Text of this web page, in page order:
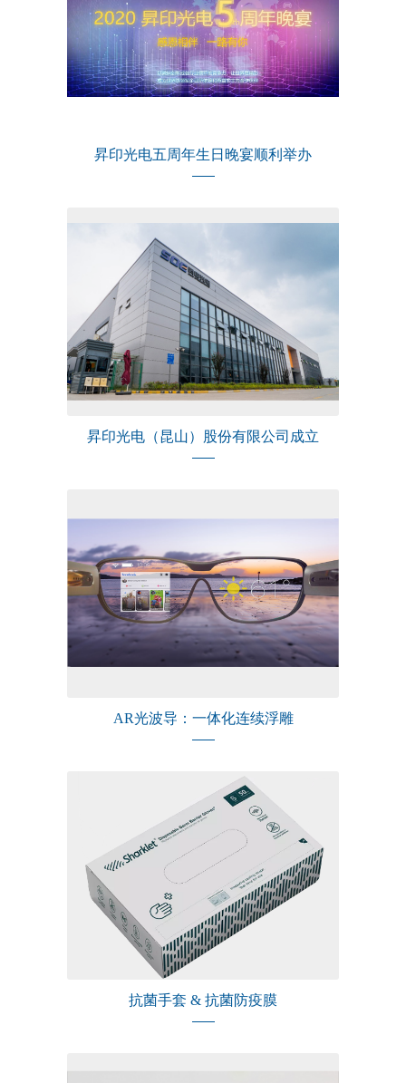
昇印光电五周年生日晚宴顺利举办
昇印光电（昆山）股份有限公司成立
AR光波导：一体化连续浮雕
抗菌手套 & 抗菌防疫膜